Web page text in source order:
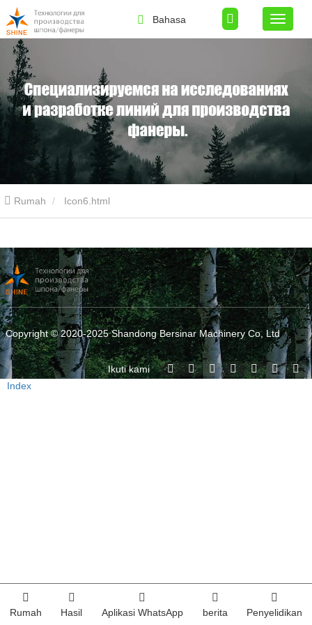
Bahasa
Rumah Icon6.html
Copyright © 2020-2025 Shandong Bersinar Machinery Co, Ltd
Ikuti kami
Index
Rumah Hasil Aplikasi WhatsApp berita Penyelidikan